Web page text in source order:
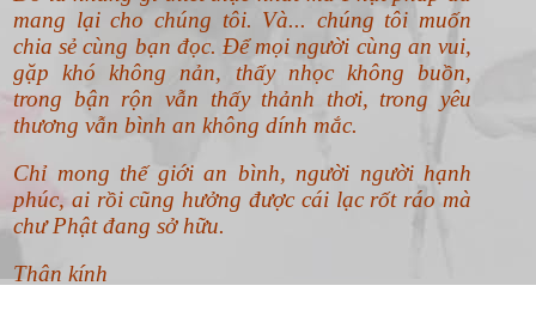
mang lại cho chúng tôi. Và... chúng tôi muốn
chia sẻ cùng bạn đọc. Để mọi người cùng an vui,
gặp khó không nản, thấy nhọc không buồn,
trong bận rộn vẫn thấy thảnh thơi, trong yêu
thương vẫn bình an không dính mắc.
Chỉ mong thế giới an bình, người người hạnh
phúc, ai rồi cũng hưởng được cái lạc rốt ráo mà
chư Phật đang sở hữu.
Thân kính